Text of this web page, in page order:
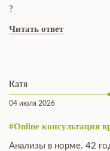
?
Читать ответ
Катя
04 июля 2026
#Online консультация
Анализы в норме. 42